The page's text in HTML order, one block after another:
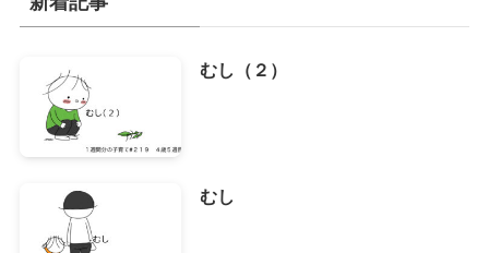
ブ
むし（２）
むし